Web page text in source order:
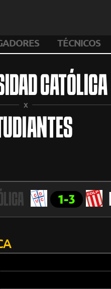
TÉCNICOS
CATÓLICA
X
1-3